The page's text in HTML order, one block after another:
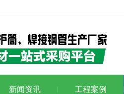
新闻资讯 工程案例